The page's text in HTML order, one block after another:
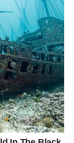
oblik
počinje da